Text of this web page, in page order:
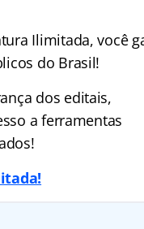
Ilimitada, você
do Brasil!
dos editais,
a ferramentas